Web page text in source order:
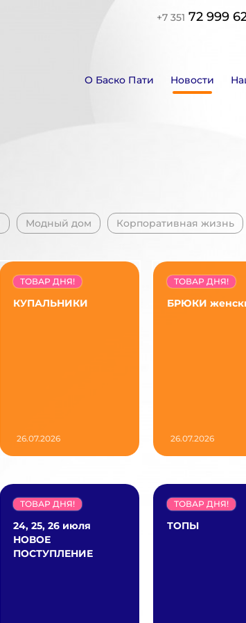
+7 351 72 999
О Баско Пати Новости
Модный дом Корпоративная жизнь
КУПАЛЬНИКИ
ТОВАР ДНЯ!
26.07.2026
БРЮКИ
ТОВАР ДНЯ!
26.07.2026
24, 25, 26 июля
НОВОЕ
ПОСТУПЛЕНИЕ
ТОВАР ДНЯ!
ТОПЫ
ТОВАР ДНЯ!